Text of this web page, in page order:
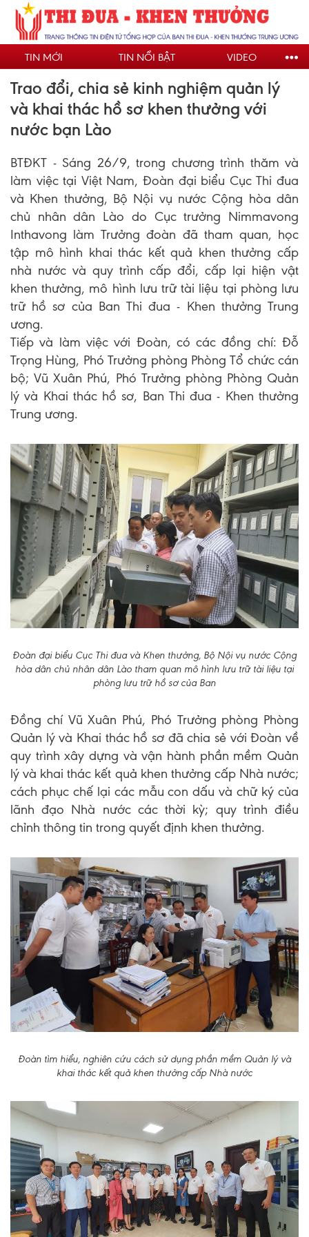
Nhảy
đến
nội
dungTIN MỚI TIN NỔI BẬT VIDEO
Trao đổi, chia sẻ kinh nghiệm quản lý
và khai thác hồ sơ khen thưởng với
nước bạn Lào
BTĐKT - Sáng 26/9, trong chương trình thăm và
làm việc tại Việt Nam, Đoàn đại biểu Cục Thi đua
và Khen thưởng, Bộ Nội vụ nước Cộng hòa dân
chủ nhân dân Lào do Cục trưởng Nimmavong
Inthavong làm Trưởng đoàn đã tham quan, học
tập mô hình khai thác kết quả khen thưởng cấp
nhà nước và quy trình cấp đổi, cấp lại hiện vật
khen thưởng, mô hình lưu trữ tài liệu tại phòng lưu
trữ hồ sơ của Ban Thi đua - Khen thưởng Trung
ương.
Tiếp và làm việc với Đoàn, có các đồng chí: Đỗ
Trọng Hùng, Phó Trưởng phòng Phòng Tổ chức cán
bộ; Vũ Xuân Phú, Phó Trưởng phòng Phòng Quản
lý và Khai thác hồ sơ, Ban Thi đua - Khen thưởng
Trung ương.
Đoàn đại biểu Cục Thi đua và Khen thưởng, Bộ Nội vụ nước Cộng
hòa dân chủ nhân dân Lào tham quan mô hình lưu trữ tài liệu tại
phòng lưu trữ hồ sơ của Ban
Đồng chí Vũ Xuân Phú, Phó Trưởng phòng Phòng
Quản lý và Khai thác hồ sơ đã chia sẻ với Đoàn về
quy trình xây dựng và vận hành phần mềm Quản
lý và khai thác kết quả khen thưởng cấp Nhà nước;
cách phục chế lại các mẫu con dấu và chữ ký của
lãnh đạo Nhà nước các thời kỳ; quy trình điều
chỉnh thông tin trong quyết định khen thưởng.
Đoàn tìm hiểu, nghiên cứu cách sử dụng phần mềm Quản lý và
khai thác kết quả khen thưởng cấp Nhà nước